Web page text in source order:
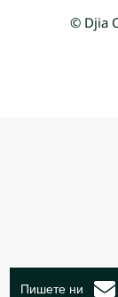
© Djia
Пишете ни